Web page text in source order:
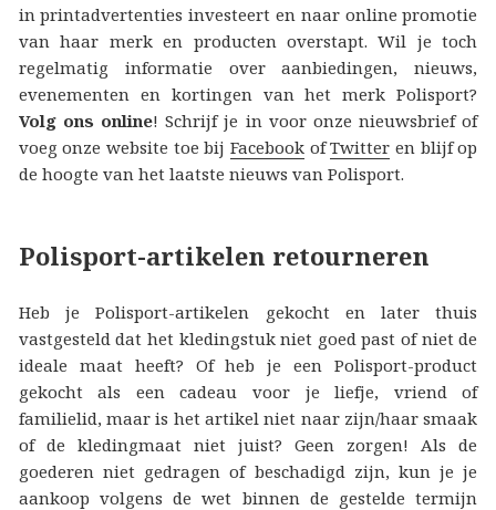
in printadvertenties investeert en naar online promotie
van haar merk en producten overstapt. Wil je toch
regelmatig informatie over aanbiedingen, nieuws,
evenementen en kortingen van het merk Polisport?
Volg ons online! Schrijf je in voor onze nieuwsbrief of
voeg onze website toe bij Facebook ofTwitter en blijf op
de hoogte van het laatste nieuws van Polisport.
Polisport-artikelen retourneren
Heb je Polisport-artikelen gekocht en later thuis
vastgesteld dat het kledingstuk niet goed past of niet de
ideale maat heeft? Of heb je een Polisport-product
gekocht als een cadeau voor je liefje, vriend of
familielid, maar is het artikel niet naar zijn/haar smaak
of de kledingmaat niet juist? Geen zorgen! Als de
goederen niet gedragen of beschadigd zijn, kun je je
aankoop volgens de wet binnen de gestelde termijn